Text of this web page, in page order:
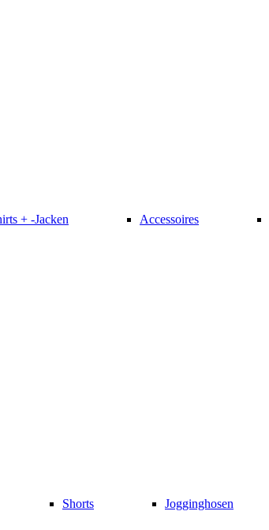
+ -Jacken Accessoires
Shorts Jogginghosen